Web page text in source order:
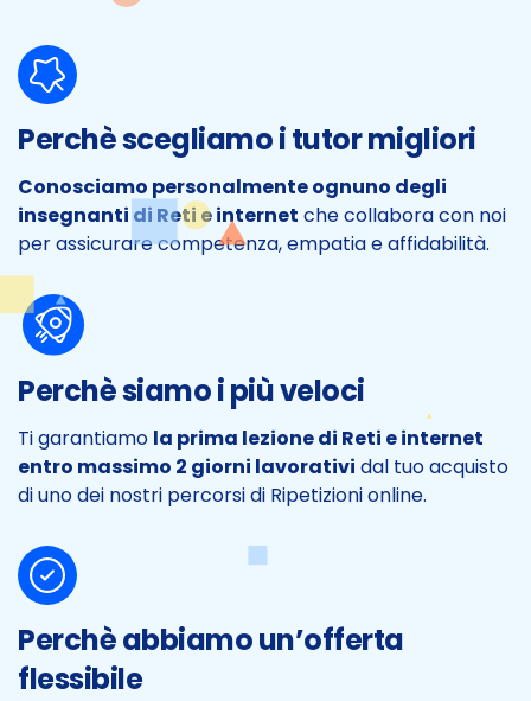
Perchè scegliamo i tutor migliori
Conosciamo personalmente ognuno degli
insegnanti di Reti e internet che collabora con noi
per assicurare competenza, empatia e affidabilità.
Perchè siamo i più veloci
Ti garantiamo la prima lezione di Reti e internet
entro massimo 2 giorni lavorativi dal tuo acquisto
di uno dei nostri percorsi di Ripetizioni online.
Perchè abbiamo un’offerta
flessibile